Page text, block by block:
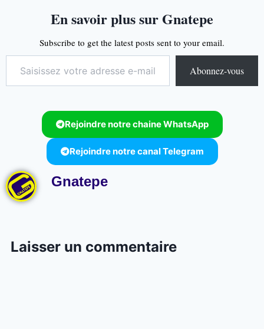
En savoir plus sur Gnatepe
Subscribe to get the latest posts sent to your email.
Abonnez-vous
Rejoindre notre chaine WhatsApp
Rejoindre notre canal Telegram
Gnatepe
Laisser un commentaire